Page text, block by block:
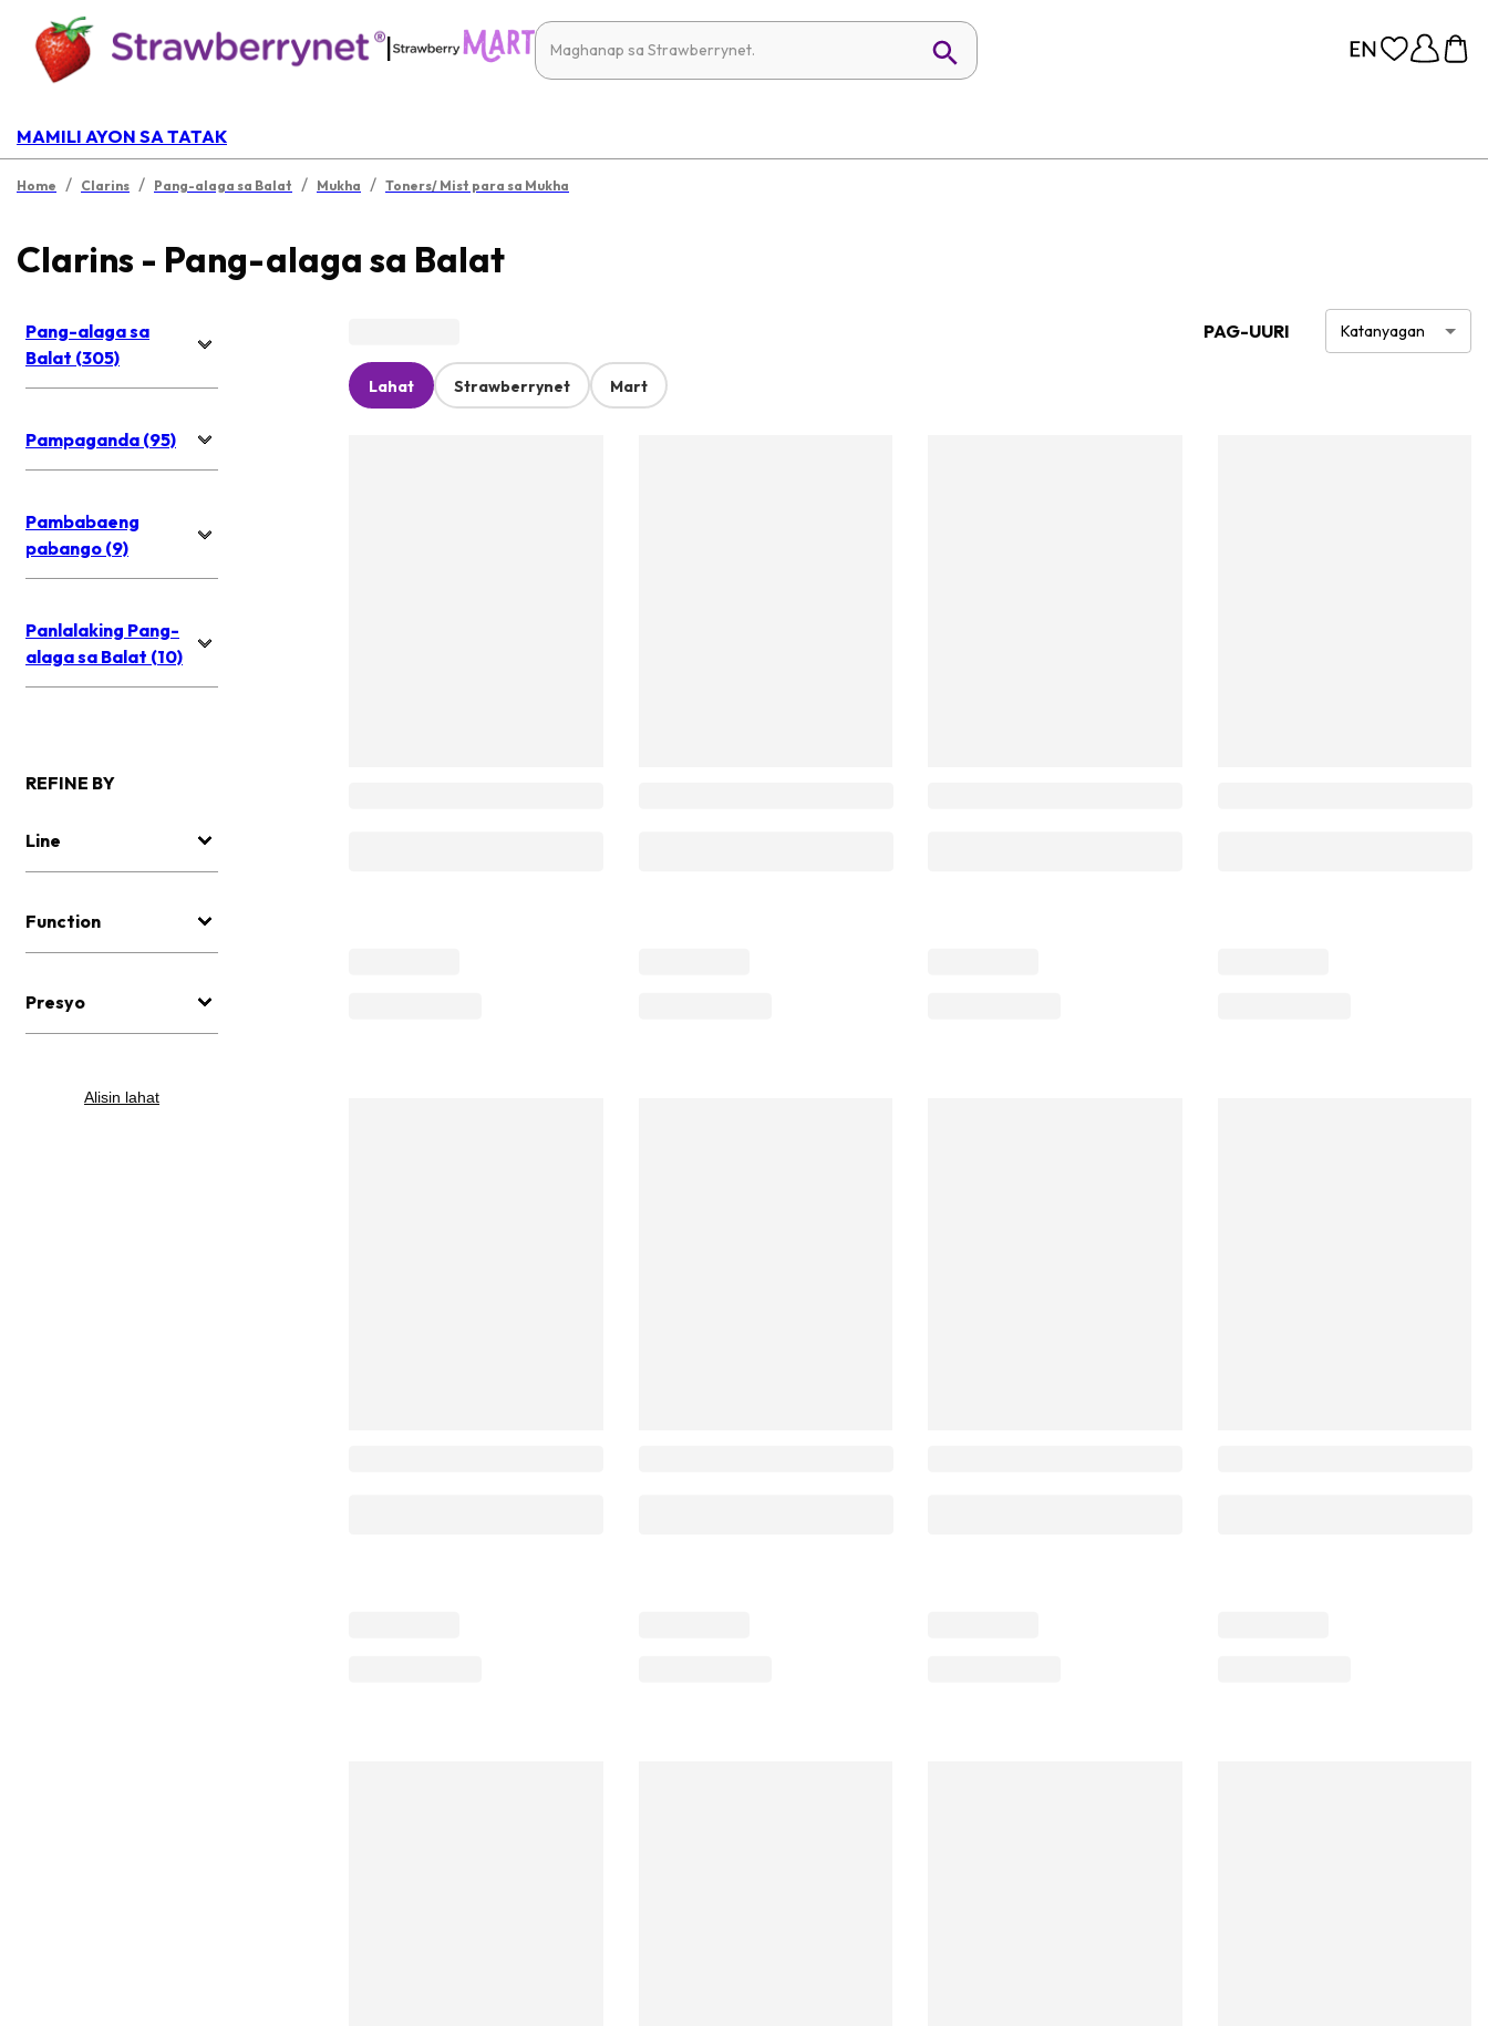
|
MAMILI AYON SA TATAK
Home / Clarins / Pang-alaga sa Balat / Mukha / Toners/ Mist para sa Mukha
Clarins - Pang-alaga sa Balat
Pang-alaga sa
Balat (305)
Pampaganda (95)
Pambabaeng
pabango (9)
Panlalaking Pang-
alaga sa Balat (10)
REFINE BY
Line
Function
Presyo
Alisin lahat
PAG-UURI Katanyagan
Lahat Strawberrynet Mart